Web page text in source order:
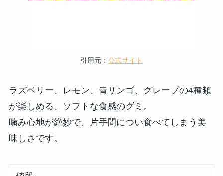
引用元： 公式サイト
ラズベリー、レモン、青リンゴ、グレープの4種類
が楽しめる、ソフトな食感のグミ。
噛み心地が絶妙で、片手間につい食べてしまう美
味しさです。